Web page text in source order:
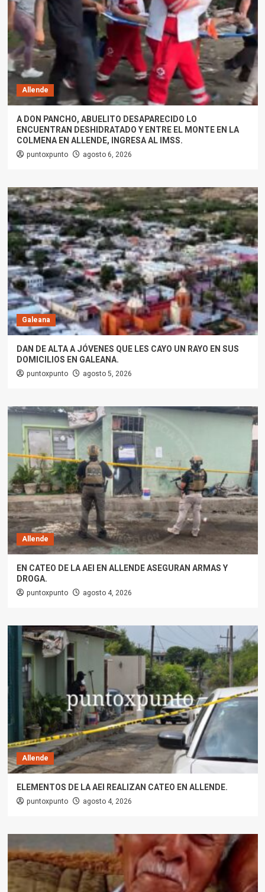
Allende
A DON PANCHO, ABUELITO DESAPARECIDO LO
ENCUENTRAN DESHIDRATADO Y ENTRE EL MONTE EN LA
COLMENA EN ALLENDE, INGRESA AL IMSS.
puntoxpunto agosto 6, 2026
Galeana
DAN DE ALTA A JÓVENES QUE LES CAYO UN RAYO EN SUS
DOMICILIOS EN GALEANA.
puntoxpunto agosto 5, 2026
Allende
EN CATEO DE LA AEI EN ALLENDE ASEGURAN ARMAS Y
DROGA.
puntoxpunto agosto 4, 2026
Allende
ELEMENTOS DE LA AEI REALIZAN CATEO EN ALLENDE.
puntoxpunto agosto 4, 2026